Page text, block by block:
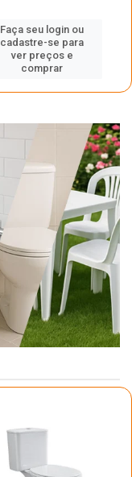
Faça seu login ou
cadastre-se para
ver preços e
comprar